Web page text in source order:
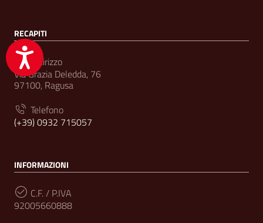
Accessibilità
RECAPITI
Indirizzo
Via Grazia Deledda, 76
97100, Ragusa
Telefono
(+39) 0932 715057
INFORMAZIONI
C.F. / P.IVA
92005660888